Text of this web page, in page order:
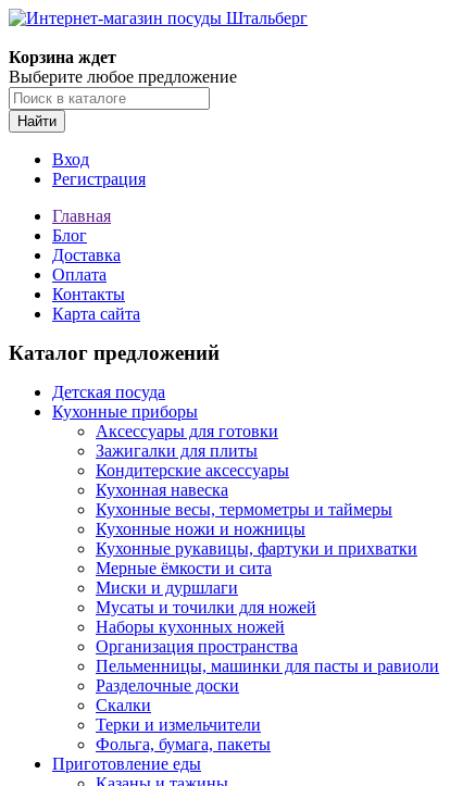
Корзина ждет
Выберите любое предложение
Найти
Вход
Регистрация
Главная
Блог
Доставка
Оплата
Контакты
Карта сайта
Каталог предложений
Детская посуда
Кухонные приборы
Аксессуары для готовки
Зажигалки для плиты
Кондитерские аксессуары
Кухонная навеска
Кухонные весы, термометры и таймеры
Кухонные ножи и ножницы
Кухонные рукавицы, фартуки и прихватки
Мерные ёмкости и сита
Миски и дуршлаги
Мусаты и точилки для ножей
Наборы кухонных ножей
Организация пространства
Пельменницы, машинки для пасты и равиоли
Разделочные доски
Скалки
Терки и измельчители
Фольга, бумага, пакеты
Приготовление еды